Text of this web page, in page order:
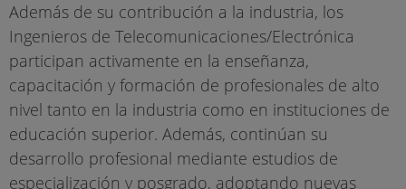
Además de su contribución a la industria, los
Ingenieros de Telecomunicaciones/Electrónica
participan activamente en la enseñanza,
capacitación y formación de profesionales de alto
nivel tanto en la industria como en instituciones de
educación superior. Además, continúan su
desarrollo profesional mediante estudios de
especialización y posgrado, adoptando nuevas